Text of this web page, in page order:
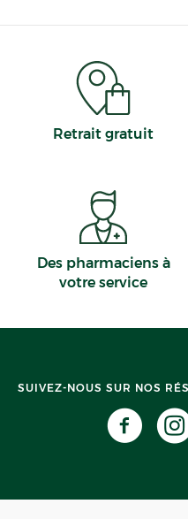
Retrait gratuit
Des pharmaciens à
votre service
SUIVEZ-NOUS SUR NOS